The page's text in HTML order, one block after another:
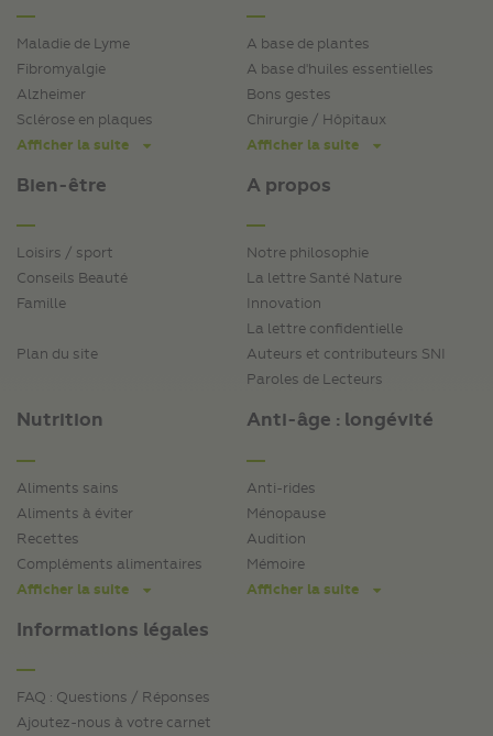
Maladie de Lyme
Fibromyalgie
Alzheimer
Sclérose en plaques
Afficher la suite
Bien-être
Loisirs / sport
Conseils Beauté
Famille
Plan du site
A base de plantes
A base d'huiles essentielles
Bons gestes
Chirurgie / Hôpitaux
Afficher la suite
A propos
Notre philosophie
La lettre Santé Nature
Innovation
La lettre confidentielle
Auteurs et contributeurs SNI
Paroles de Lecteurs
Nutrition
Aliments sains
Aliments à éviter
Recettes
Compléments alimentaires
Afficher la suite
Informations légales
FAQ : Questions / Réponses
Ajoutez-nous à votre carnet
Anti-âge : longévité
Anti-rides
Ménopause
Audition
Mémoire
Afficher la suite